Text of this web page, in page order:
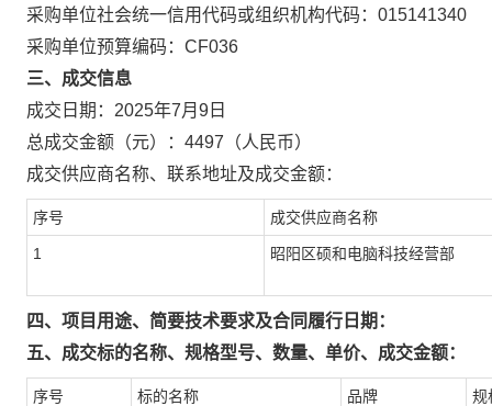
采购单位社会统一信用代码或组织机构代码： 015141340
采购单位预算编码： CF036
三、成交信息
成交日期： 2025年7月9日
总成交金额（元）： 4497 （人民币）
成交供应商名称、联系地址及成交金额：
序号 成交供应商名称
1 昭阳区硕和电脑科技经营部
四、项目用途、简要技术要求及合同履行日期：
五、成交标的名称、规格型号、数量、单价、成交金额：
序号 标的名称 品牌 规